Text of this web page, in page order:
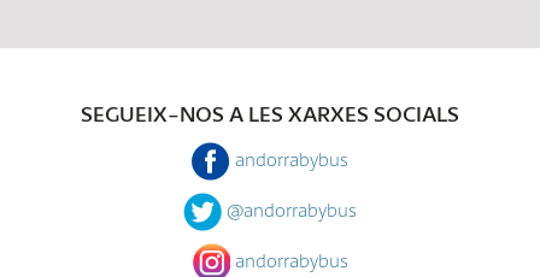
SEGUEIX-NOS A LES XARXES SOCIALS
andorrabybus
@andorrabybus
andorrabybus